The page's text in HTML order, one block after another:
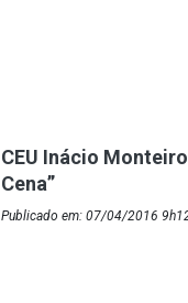
CEU Inácio
Cena”
Publicado em: 07/04/2016 9h12